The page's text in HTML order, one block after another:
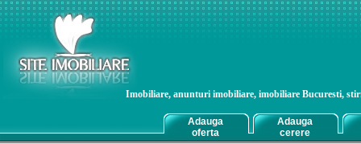
Imobiliare, anunturi imobiliare, imobiliare Bucuresti,
Adauga
oferta
Adauga
cerere